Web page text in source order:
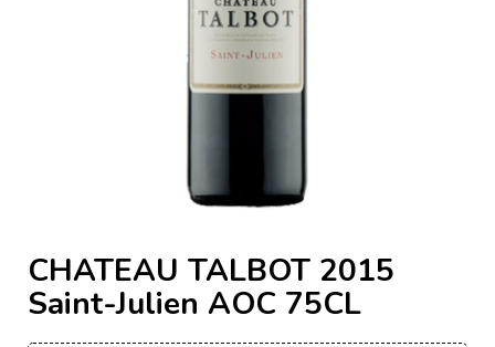
CHATEAU TALBOT 2015
Saint-Julien AOC 75CL